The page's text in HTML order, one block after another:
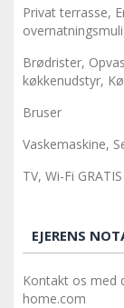
Privat terrasse,
Brødrister,
køkkenudstyr,
Bruser
Vaskemaskine,
TV, Wi-Fi GRATIS
EJERENS
Kontakt os med
home.com